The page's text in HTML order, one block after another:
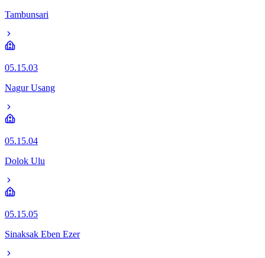
Tambunsari
05.15.03
Nagur Usang
05.15.04
Dolok Ulu
05.15.05
Sinaksak Eben Ezer